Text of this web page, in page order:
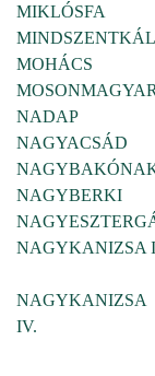
MIKLÓSFA
MOHÁCS
NADAP
NAGYACSÁD
NAGYBERKI
NAGYKANIZSA
NAGYKANIZSA
IV.